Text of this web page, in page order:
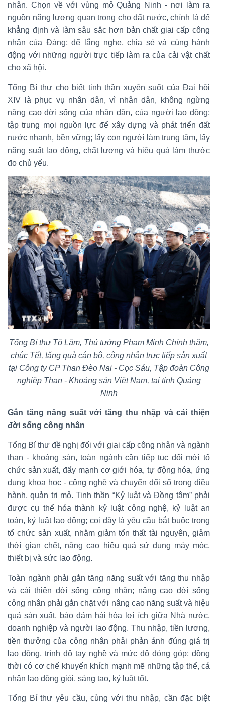
nhân. Chọn về với vùng mỏ Quảng Ninh - nơi làm ra
nguồn năng lượng quan trọng cho đất nước, chính là để
khẳng định và làm sâu sắc hơn bản chất giai cấp công
nhân của Đảng; để lắng nghe, chia sẻ và cùng hành
động với những người trực tiếp làm ra của cải vật chất
cho xã hội.
Tổng Bí thư cho biết tinh thần xuyên suốt của Đại hội
XIV là phục vụ nhân dân, vì nhân dân, không ngừng
nâng cao đời sống của nhân dân, của người lao động;
tập trung mọi nguồn lực để xây dựng và phát triển đất
nước nhanh, bền vững; lấy con người làm trung tâm, lấy
năng suất lao động, chất lượng và hiệu quả làm thước
đo chủ yếu.
Tổng Bí thư Tô Lâm, Thủ tướng Phạm Minh Chính thăm,
chúc Tết, tặng quà cán bộ, công nhân trực tiếp sản xuất
tại Công ty CP Than Đèo Nai - Cọc Sáu, Tập đoàn Công
nghiệp Than - Khoáng sản Việt Nam, tại tỉnh Quảng
Ninh
Gắn tăng năng suất với tăng thu nhập và cải thiện
đời sống công nhân
Tổng Bí thư đề nghị đối với giai cấp công nhân và ngành
than - khoáng sản, toàn ngành cần tiếp tục đổi mới tổ
chức sản xuất, đẩy mạnh cơ giới hóa, tự động hóa, ứng
dụng khoa học - công nghệ và chuyển đổi số trong điều
hành, quản trị mỏ. Tinh thần “Kỷ luật và Đồng tâm” phải
được cụ thể hóa thành kỷ luật công nghệ, kỷ luật an
toàn, kỷ luật lao động; coi đây là yêu cầu bắt buộc trong
tổ chức sản xuất, nhằm giảm tổn thất tài nguyên, giảm
thời gian chết, nâng cao hiệu quả sử dụng máy móc,
thiết bị và sức lao động.
Toàn ngành phải gắn tăng năng suất với tăng thu nhập
và cải thiện đời sống công nhân; nâng cao đời sống
công nhân phải gắn chặt với nâng cao năng suất và hiệu
quả sản xuất, bảo đảm hài hòa lợi ích giữa Nhà nước,
doanh nghiệp và người lao động. Thu nhập, tiền lương,
tiền thưởng của công nhân phải phản ánh đúng giá trị
lao động, trình độ tay nghề và mức độ đóng góp; đồng
thời có cơ chế khuyến khích mạnh mẽ những tập thể, cá
nhân lao động giỏi, sáng tạo, kỷ luật tốt.
Tổng Bí thư yêu cầu, cùng với thu nhập, cần đặc biệt